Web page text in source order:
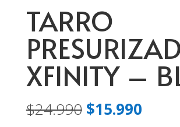
TARRO
XFINITY –
$24.990 El
$15.990El